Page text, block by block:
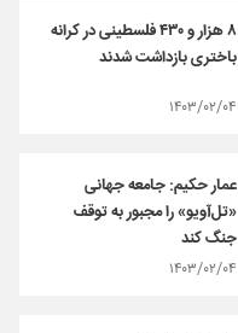
۸ هزار و ۴۳۰ فلسطینی در کرانه
باختری بازداشت شدند
۱۴۰۳/۰۲/۰۴
عمار حکیم: جامعه جهانی
«تل‌آویو» را مجبور به توقف
جنگ کند
۱۴۰۳/۰۲/۰۴